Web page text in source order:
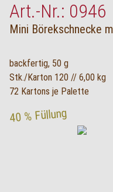
Art.-Nr.: 0946
Mini Börekschnecke
backfertig, 50 g
Stk./Karton 120 // 6,00 kg
72 Kartons je Palette
40 % Füllung